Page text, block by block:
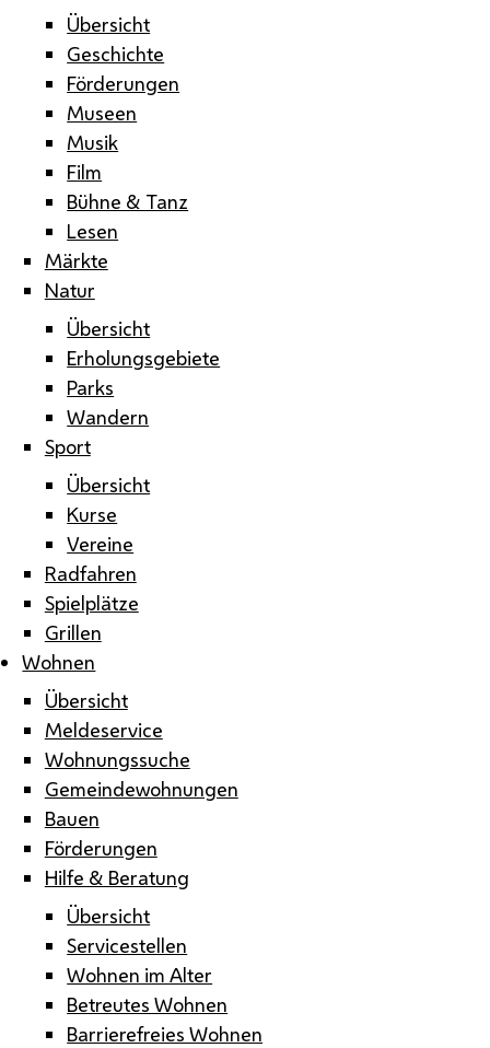
Übersicht
Geschichte
Förderungen
Museen
Musik
Film
Bühne & Tanz
Lesen
Märkte
Natur
Übersicht
Erholungsgebiete
Parks
Wandern
Sport
Übersicht
Kurse
Vereine
Radfahren
Spielplätze
Grillen
Wohnen
Übersicht
Meldeservice
Wohnungssuche
Gemeindewohnungen
Bauen
Förderungen
Hilfe & Beratung
Übersicht
Servicestellen
Wohnen im Alter
Betreutes Wohnen
Barrierefreies Wohnen